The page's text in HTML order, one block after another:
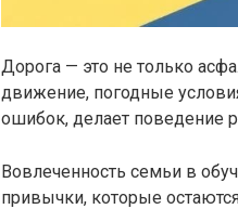
Дорога — это не только
движение, погодные
ошибок, делает поведение
Вовлеченность семьи в
привычки, которые